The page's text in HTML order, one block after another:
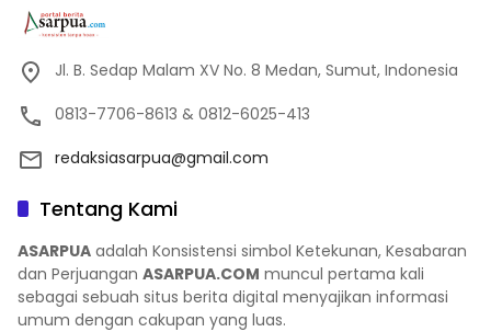
Jl. B. Sedap Malam XV No. 8 Medan, Sumut, Indonesia
0813-7706-8613 & 0812-6025-413
redaksiasarpua@gmail.com
Tentang Kami
ASARPUA adalah Konsistensi simbol Ketekunan, Kesabaran
dan Perjuangan ASARPUA.COM muncul pertama kali
sebagai sebuah situs berita digital menyajikan informasi
umum dengan cakupan yang luas.